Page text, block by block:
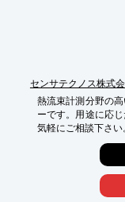
センサテクノス株式
熱流束計測分野の
ーです。用途に応
気軽にご相談下さい